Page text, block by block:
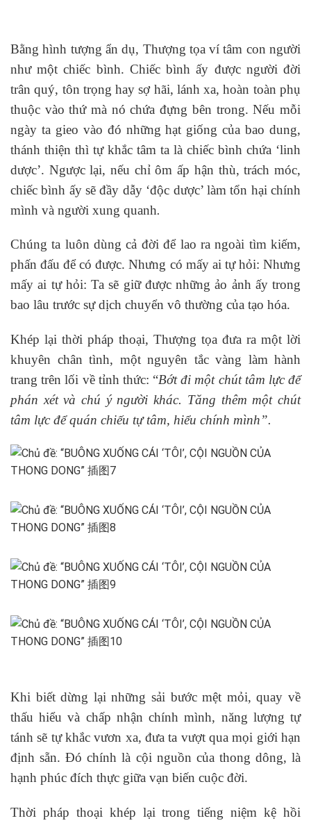
Bằng hình tượng ẩn dụ, Thượng tọa ví tâm con người
như một chiếc bình. Chiếc bình ấy được người đời
trân quý, tôn trọng hay sợ hãi, lánh xa, hoàn toàn phụ
thuộc vào thứ mà nó chứa đựng bên trong. Nếu mỗi
ngày ta gieo vào đó những hạt giống của bao dung,
thánh thiện thì tự khắc tâm ta là chiếc bình chứa ‘linh
dược’. Ngược lại, nếu chỉ ôm ấp hận thù, trách móc,
chiếc bình ấy sẽ đầy dẫy ‘độc dược’ làm tổn hại chính
mình và người xung quanh.
Chúng ta luôn dùng cả đời để lao ra ngoài tìm kiếm,
phấn đấu để có được. Nhưng có mấy ai tự hỏi: Nhưng
mấy ai tự hỏi: Ta sẽ giữ được những ảo ảnh ấy trong
bao lâu trước sự dịch chuyển vô thường của tạo hóa.
Khép lại thời pháp thoại, Thượng tọa đưa ra một lời
khuyên chân tình, một nguyên tắc vàng làm hành
trang trên lối về tỉnh thức: “Bớt đi một chút tâm lực để
phán xét và chú ý người khác. Tăng thêm một chút
tâm lực để quán chiếu tự tâm, hiểu chính mình”.
Khi biết dừng lại những sải bước mệt mỏi, quay về
thấu hiểu và chấp nhận chính mình, năng lượng tự
tánh sẽ tự khắc vươn xa, đưa ta vượt qua mọi giới hạn
định sẵn. Đó chính là cội nguồn của thong dông, là
hạnh phúc đích thực giữa vạn biến cuộc đời.
Thời pháp thoại khép lại trong tiếng niệm kệ hồi